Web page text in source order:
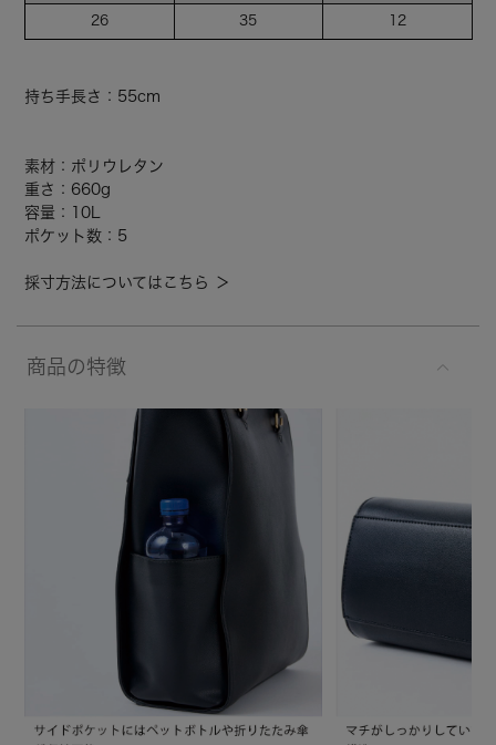
26 35 12
持ち手長さ：55cm
素材：ポリウレタン
重さ：660g
容量：10L
ポケット数：5
採寸方法についてはこちら ＞
商品の特徴